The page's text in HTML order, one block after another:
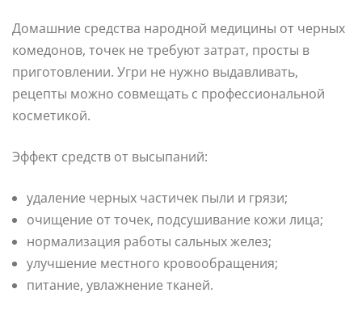
Домашние средства народной медицины от черных
комедонов, точек не требуют затрат, просты в
приготовлении. Угри не нужно выдавливать,
рецепты можно совмещать с профессиональной
косметикой.
Эффект средств от высыпаний:
удаление черных частичек пыли и грязи;
очищение от точек, подсушивание кожи лица;
нормализация работы сальных желез;
улучшение местного кровообращения;
питание, увлажнение тканей.